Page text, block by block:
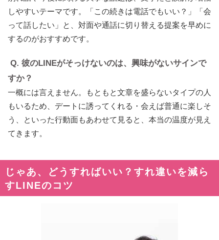
しやすいテーマです。「この続きは電話でもいい？」「会
って話したい」と、対面や通話に切り替える提案を早めに
するのがおすすめです。
Q. 彼のLINEがそっけないのは、興味がないサインで
すか？
一概には言えません。もともと文章を盛らないタイプの人
もいるため、デートに誘ってくれる・会えば普通に楽しそ
う、といった行動面もあわせて見ると、本当の温度が見え
てきます。
じゃあ、どうすればいい？すれ違いを減ら
すLINEのコツ